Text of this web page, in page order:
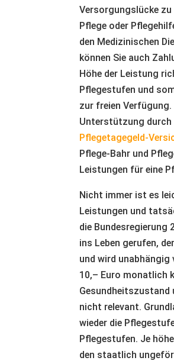
Versorgungslücke
Pflege oder
den Medizinischen
können Sie auch
Höhe der Leistung
Pflegestufen und
zur freien
Unterstützung durch
Pflegetagegeld-
Pflege-Bahr und
Leistungen für eine
Nicht immer ist es
Leistungen und
die Bundesregierung
ins Leben gerufen,
und wird unabhängig
10,– Euro monatlich
Gesundheitszustand
nicht relevant.
wieder die
Pflegestufen. Je
den staatlich